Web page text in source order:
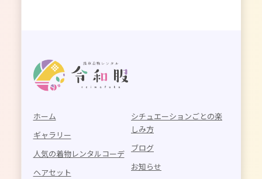
ホーム
ギャラリー
人気の着物レンタルコーデ
ヘアセット
シチュエーションごとの楽
しみ方
ブログ
お知らせ